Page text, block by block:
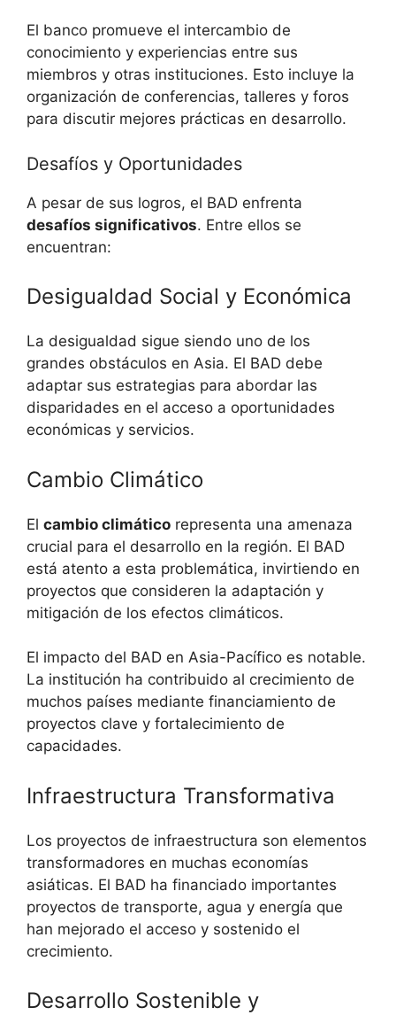
El banco promueve el intercambio de
conocimiento y experiencias entre sus
miembros y otras instituciones. Esto incluye la
organización de conferencias, talleres y foros
para discutir mejores prácticas en desarrollo.
Desafíos y Oportunidades
A pesar de sus logros, el BAD enfrenta
desafíos significativos. Entre ellos se
encuentran:
Desigualdad Social y Económica
La desigualdad sigue siendo uno de los
grandes obstáculos en Asia. El BAD debe
adaptar sus estrategias para abordar las
disparidades en el acceso a oportunidades
económicas y servicios.
Cambio Climático
El cambio climático representa una amenaza
crucial para el desarrollo en la región. El BAD
está atento a esta problemática, invirtiendo en
proyectos que consideren la adaptación y
mitigación de los efectos climáticos.
El impacto del BAD en Asia-Pacífico es notable.
La institución ha contribuido al crecimiento de
muchos países mediante financiamiento de
proyectos clave y fortalecimiento de
capacidades.
Infraestructura Transformativa
Los proyectos de infraestructura son elementos
transformadores en muchas economías
asiáticas. El BAD ha financiado importantes
proyectos de transporte, agua y energía que
han mejorado el acceso y sostenido el
crecimiento.
Desarrollo Sostenible y